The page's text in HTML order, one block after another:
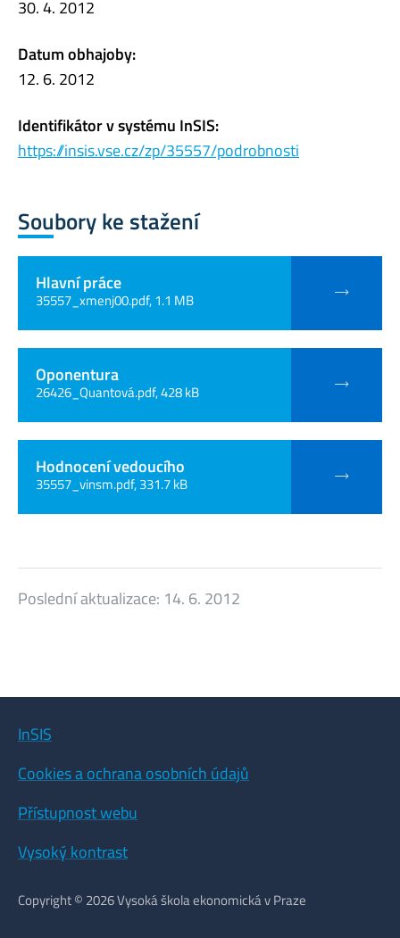
30. 4. 2012
Datum obhajoby:
12. 6. 2012
Identifikátor v systému InSIS:
https://insis.vse.cz/zp/35557/podrobnosti
Soubory ke stažení
Hlavní práce
35557_xmenj00.pdf, 1.1 MB
Oponentura
26426_Quantová.pdf, 428 kB
Hodnocení vedoucího
35557_vinsm.pdf, 331.7 kB
Poslední aktualizace: 14. 6. 2012
InSIS
Cookies a ochrana osobních údajů
Přístupnost webu
Vysoký kontrast
Copyright © 2026 Vysoká škola ekonomická v Praze